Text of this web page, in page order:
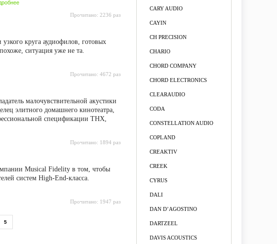
Прочитано: 2236 раз
круга аудиофилов, готовых
ситуация уже не та.
Прочитано: 4672 раз
малочувствительной акустики
элитного домашнего кинотеатра,
спецификации THX,
Прочитано: 1894 раз
Musical Fidelity в том, чтобы
систем High-End-класса.
Прочитано: 1947 раз
5
CARY AUDIO
CAYIN
CH PRECISION
CHARIO
CHORD COMPANY
CHORD ELECTRONICS
CLEARAUDIO
CODA
CONSTELLATION AUDIO
COPLAND
CREAKTIV
CREEK
CYRUS
DALI
DAN D’AGOSTINO
DARTZEEL
DAVIS ACOUSTICS